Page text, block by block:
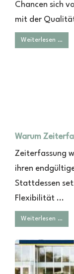
Chancen sich
mit der
Weiterlesen …
Warum
Zeiterfassung
ihren
Stattdessen
Flexibilität ...
Weiterlesen …